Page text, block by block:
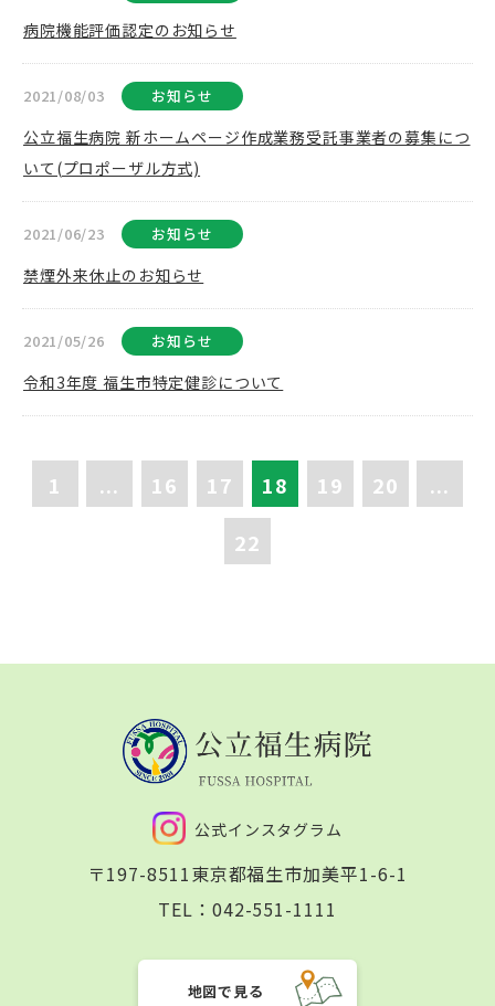
病院機能評価認定のお知らせ
2021/08/03 お知らせ
公立福生病院 新ホームページ作成業務受託事業者の募集につ
いて(プロポーザル方式)
2021/06/23 お知らせ
禁煙外来休止のお知らせ
2021/05/26 お知らせ
令和3年度 福生市特定健診について
1 ... 16 17 18 19 20
...
22
公式インスタグラム
〒197-8511東京都福生市加美平1-6-1
TEL： 042-551-1111
地図で見る